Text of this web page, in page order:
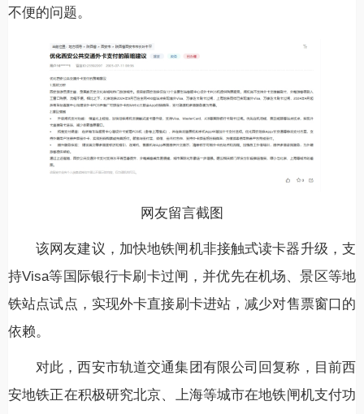
不便的问题。
网友留言截图
该网友建议，加快地铁闸机非接触式读卡器升级，支
持Visa等国际银行卡刷卡过闸，并优先在机场、景区等地
铁站点试点，实现外卡直接刷卡进站，减少对售票窗口的
依赖。
对此，西安市轨道交通集团有限公司回复称，目前西
安地铁正在积极研究北京、上海等城市在地铁闸机支付功